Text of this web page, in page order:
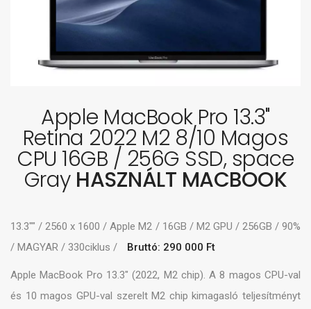
Apple MacBook Pro 13.3"
Retina 2022 M2 8/10 Magos
CPU 16GB / 256G SSD, space
Gray HASZNÁLT MACBOOK
13.3"" / 2560 x 1600 / Apple M2 / 16GB / M2 GPU / 256GB / 90%
/ MAGYAR / 330ciklus /
Bruttó: 290 000 Ft
Apple MacBook Pro 13.3" (2022, M2 chip). A 8 magos CPU-val
és 10 magos GPU-val szerelt M2 chip kimagasló teljesítményt